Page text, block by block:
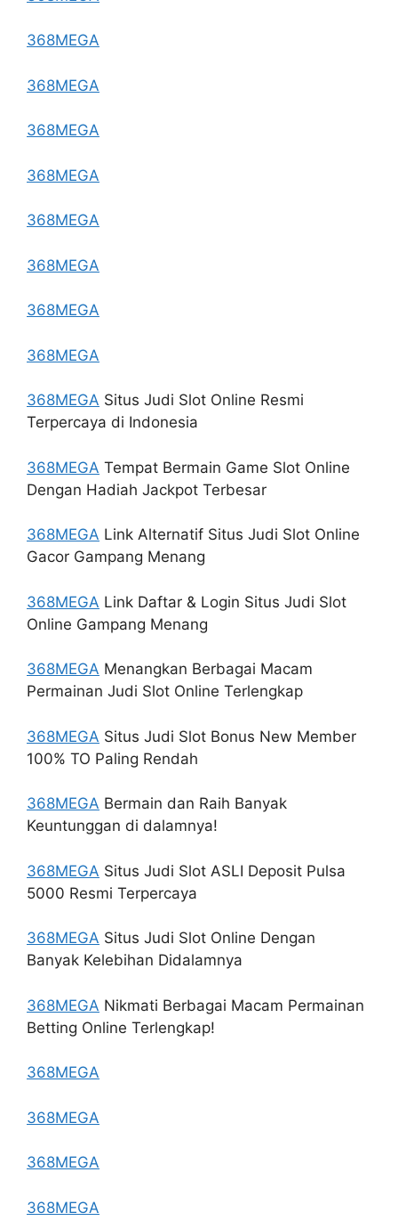
368MEGA
368MEGA
368MEGA
368MEGA
368MEGA
368MEGA
368MEGA
368MEGA
368MEGA Situs Judi Slot Online Resmi
Terpercaya di Indonesia
368MEGA Tempat Bermain Game Slot Online
Dengan Hadiah Jackpot Terbesar
368MEGA Link Alternatif Situs Judi Slot Online
Gacor Gampang Menang
368MEGA Link Daftar & Login Situs Judi Slot
Online Gampang Menang
368MEGA Menangkan Berbagai Macam
Permainan Judi Slot Online Terlengkap
368MEGA Situs Judi Slot Bonus New Member
100% TO Paling Rendah
368MEGA Bermain dan Raih Banyak
Keuntunggan di dalamnya!
368MEGA Situs Judi Slot ASLI Deposit Pulsa
5000 Resmi Terpercaya
368MEGA Situs Judi Slot Online Dengan
Banyak Kelebihan Didalamnya
368MEGA Nikmati Berbagai Macam Permainan
Betting Online Terlengkap!
368MEGA
368MEGA
368MEGA
368MEGA